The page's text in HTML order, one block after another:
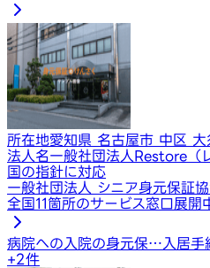
所在地愛知県 名古屋市 中区
法人名一般社団法人Restore（
国の指針に対応
一般社団法人 シニア身元保証
全国11箇所のサービス窓口展開
病院への入院の身元保… 入居手
+2件